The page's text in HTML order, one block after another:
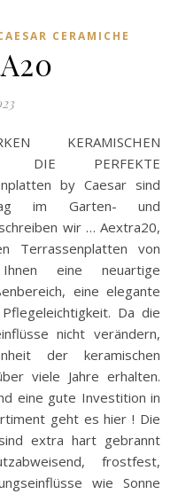
CERAMICHE
DIE PERFEKTE
by Caesar sind
im Garten- und
wir … Aextra20,
Terrassenplatten von
eine neuartige
eine elegante
Da die
nicht verändern,
der keramischen
viele Jahre erhalten.
eine gute Investition in
geht es hier ! Die
extra hart gebrannt
frostfest,
wie Sonne